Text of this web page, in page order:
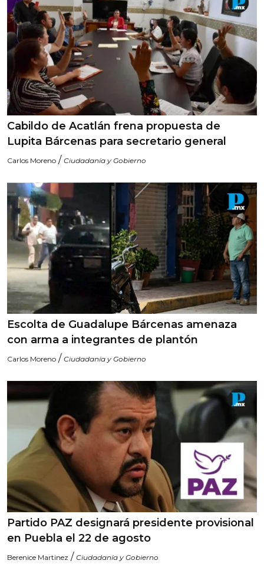
Cabildo de Acatlán frena propuesta de
Lupita Bárcenas para secretario general
Carlos Moreno / Ciudadanía y Gobierno
Escolta de Guadalupe Bárcenas amenaza
con arma a integrantes de plantón
Carlos Moreno / Ciudadanía y Gobierno
Partido PAZ designará presidente provisional
en Puebla el 22 de agosto
Berenice Martinez / Ciudadanía y Gobierno